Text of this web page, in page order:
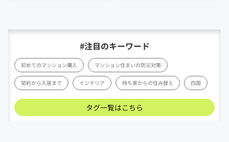
#注目のキーワード
初めてのマンション購入 マンション住まいの防災対策
契約から入居まで インテリア 持ち家からの住み替え 四国
タグ一覧はこちら